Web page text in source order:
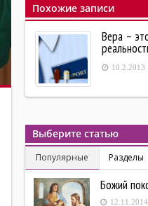
Похожие записи
Вера –
10.2.2013
Выберите статью
Популярные Разделы
Божий
12.11.2014